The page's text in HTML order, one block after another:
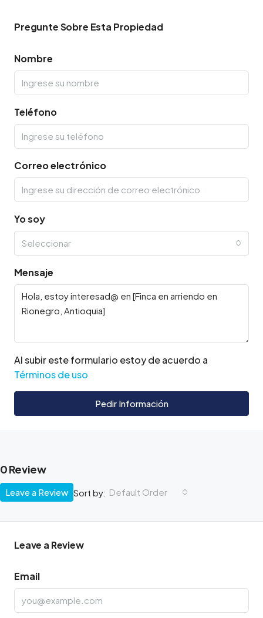
Pregunte Sobre Esta Propiedad
Nombre
Teléfono
Correo electrónico
Yo soy
Seleccionar
Mensaje
Al subir este formulario estoy de acuerdo a
Términos de uso
Pedir Información
0 Review
Sort by: Default Order
Leave a Review
Leave a Review
Email